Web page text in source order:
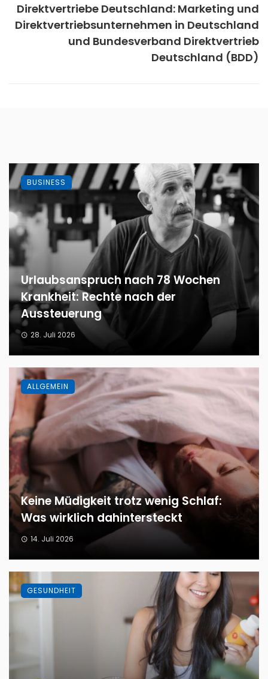
Direktvertriebe Deutschland: Marketing und
Direktvertriebsunternehmen in Deutschland
und Bundesverband Direktvertrieb
Deutschland (BDD)
Urlaubsanspruch nach 78 Wochen
Krankheit: Rechte nach der
Aussteuerung
28. Juli 2026
BUSINESS
Keine Müdigkeit trotz wenig Schlaf:
Was wirklich dahintersteckt
14. Juli 2026
ALLGEMEIN
GESUNDHEIT